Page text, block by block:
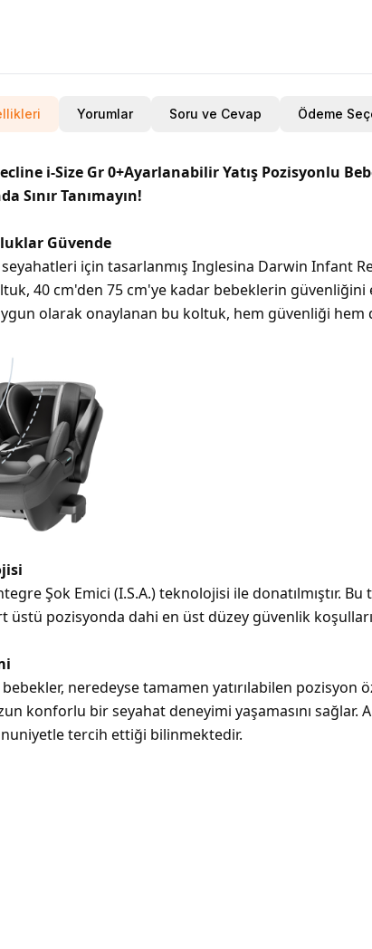
Yorumlar Soru ve Cevap Ödeme
i-Size Gr 0+Ayarlanabilir Yatış Pozisyonlu
Sınır Tanımayın!
Güvende
için tasarlanmış Inglesina Darwin Infant
40 cm'den 75 cm'ye kadar bebeklerin güvenliğini
olarak onaylanan bu koltuk, hem güvenliği hem
Şok Emici (I.S.A.) teknolojisi ile donatılmıştır.
üstü pozisyonda dahi en üst düzey güvenlik
neredeyse tamamen yatırılabilen
konforlu bir seyahat deneyimi yaşamasını
tercih ettiği bilinmektedir.